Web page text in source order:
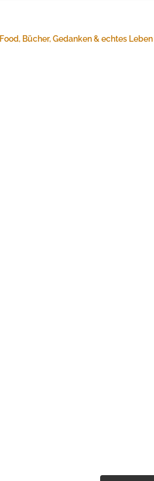
Food, Bücher, Gedanken & echtes Leben